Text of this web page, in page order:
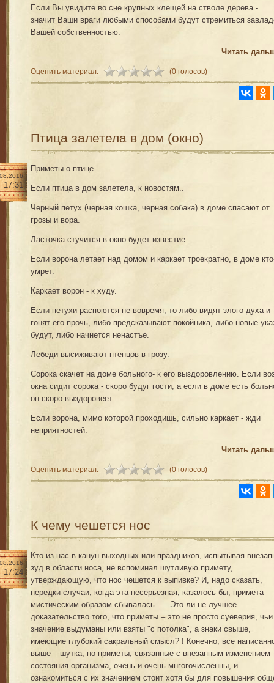
Если Вы увидите во сне крупных клещей на стволе дерева -
значит Ваши враги любыми способами будут стремиться
Вашей собственностью.
.... Читать
Оценить материал: (0 голосов)
Птица залетела в дом (окно)
17:31
Приметы о птице
Если птица в дом залетела, к новостям..
Черный петух (черная кошка, черная собака) в доме спасают от
грозы и вора.
Ласточка стучится в окно будет известие.
Если ворона летает над домом и каркает троекратно, в доме
умрет.
Каркает ворон - к худу.
Если петухи распоются не вовремя, то либо видят злого духа и
гонят его прочь, либо предсказывают покойника, либо новые
будут, либо начнется ненастъе.
Лебеди высиживают птенцов в грозу.
Сорока скачет на доме больного- к его выздоровлению. Если
окна сидит сорока - скоро будуг гости, а если в доме есть
он скоро выздоровеет.
Если ворона, мимо которой проходишь, сильно каркает - жди
неприятностей.
.... Читать
Оценить материал: (0 голосов)
К чему чешется нос
17:24
Кто из нас в канун выходных или праздников, испытывая
зуд в области носа, не вспоминал шутливую примету,
утверждающую, что нос чешется к выпивке? И, надо сказать,
нередки случаи, когда эта несерьезная, казалось бы, примета
мистическим образом сбывалась… . Это ли не лучшее
доказательство того, что приметы – это не просто суеверия, чьи
значение выдуманы или взяты "с потолка", а знаки свыше,
имеющие глубокий сакральный смысл? ! Конечно, все
выше – шутка, но приметы, связанные с внезапным изменением
состояния организма, очень и очень мнгогочисленны, и
ознакомиться с их значением стоит хотя бы для повышения